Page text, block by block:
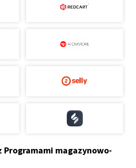
magazynowo-